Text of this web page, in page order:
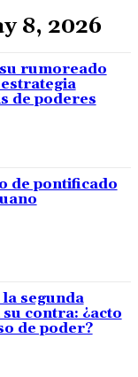
8, 2026
rumoreado
de poderes
de pontificado
segunda
contra: ¿acto
de poder?